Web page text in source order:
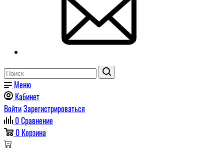
Меню
Кабинет
ВойтиЗарегистрироваться
0Сравнение
0 Корзина